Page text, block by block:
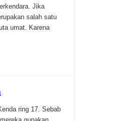
Jika
salah satu
umat. Karena
ring 17. Sebab